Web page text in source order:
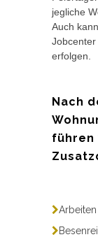
jegliche
Auch
erfolgen.
Nach
führen